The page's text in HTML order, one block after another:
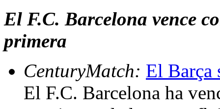
El F.C. Barcelona vence
primera
CenturyMatch: El Barça
El F.C. Barcelona ha